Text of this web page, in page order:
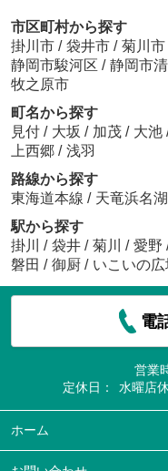
市区町村から探す
掛川市 / 袋井市 / 菊川市
静岡市駿河区 / 静岡市
牧之原市
町名から探す
見付 / 大坂 / 加茂 / 大池
上西郷 / 浅羽
路線から探す
東海道本線 / 天竜浜名
駅から探す
掛川
/ 袋井 / 菊川 / 愛野
磐田 / 御厨 / いこいの広
電
営業
定休日：
水曜店
ホーム